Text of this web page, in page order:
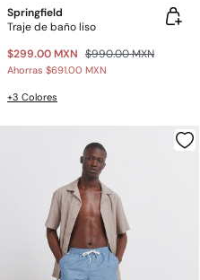
Springfield
Traje de baño liso
$299.00 MXN $990.00 MXN
Ahorras $691.00 MXN
+3 Colores